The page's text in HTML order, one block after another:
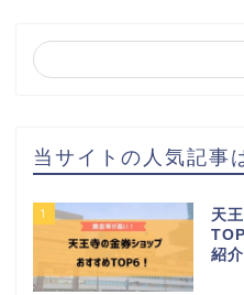
当サイトの人気記事
1
天
紹介